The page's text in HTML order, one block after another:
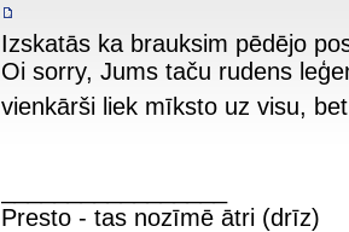
Izskatās ka brauksim pēdējo
Oi sorry, Jums taču rudens
vienkārši liek mīksto uz visu,
Presto - tas nozīmē ātri (drīz)